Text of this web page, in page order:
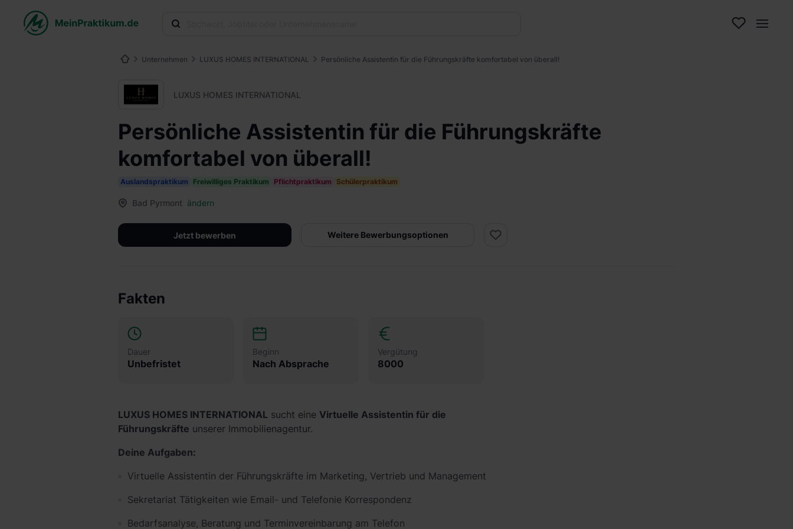
Unternehmen LUXUS HOMES INTERNATIONAL Persönliche Assistentin für die Führungskräfte komfortabel von überall!
LUXUS HOMES INTERNATIONAL
Persönliche Assistentin für die Führungskräfte
komfortabel von überall!
Auslandspraktikum Freiwilliges Praktikum Pflichtpraktikum Schülerpraktikum
Bad Pyrmont ändern
Jetzt bewerben Weitere Bewerbungsoptionen
Fakten
Dauer
Unbefristet
Beginn
Nach Absprache
Vergütung
8000
LUXUS HOMES INTERNATIONAL sucht eine Virtuelle Assistentin für die
Führungskräfte unserer Immobilienagentur.
Deine Aufgaben:
Virtuelle Assistentin der Führungskräfte im Marketing, Vertrieb und Management
Sekretariat Tätigkeiten wie Email- und Telefonie Korrespondenz
Bedarfsanalyse, Beratung und Terminvereinbarung am Telefon